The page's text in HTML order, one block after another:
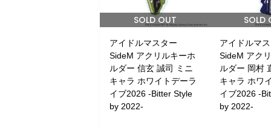
SOLD OUT
アイドルマスター
SideM アクリルキーホ
ルダー 信玄 誠司 ミニ
キャラ ホワイトデーラ
イブ2026 -Bitter Style
by 2022-
SOLD
アイドルマ
SideM アク
ルダー 岡村
キャラ ホワ
イブ2026 -
by 2022-